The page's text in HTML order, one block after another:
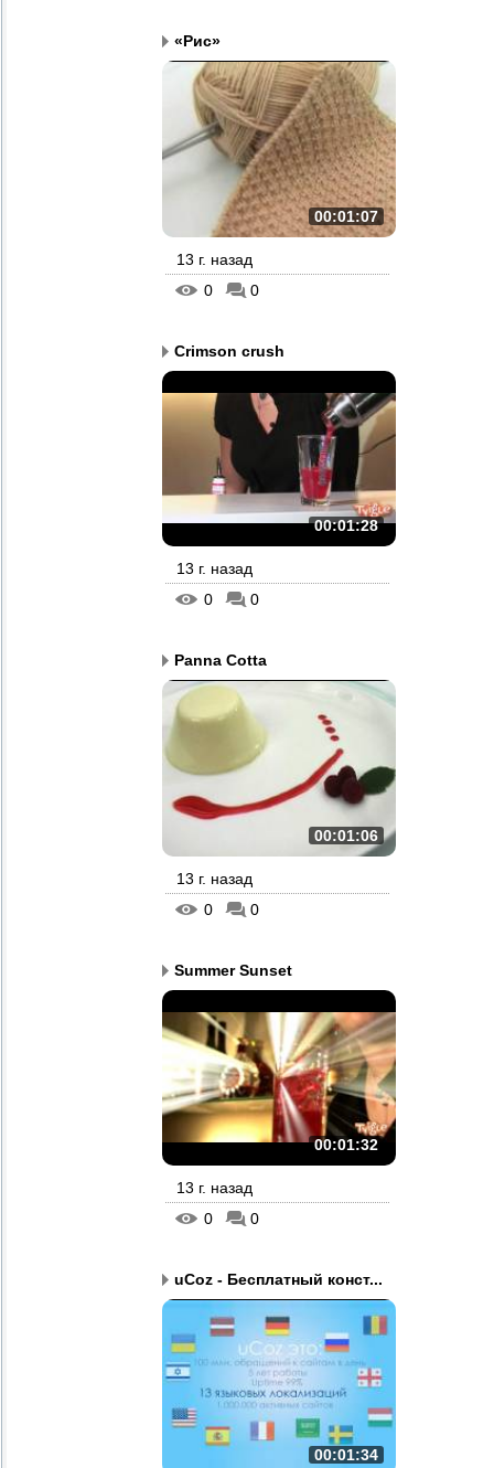
«Рис»
00:01:07
13 г. назад
0
0
Crimson crush
00:01:28
13 г. назад
0
0
Panna Cotta
00:01:06
13 г. назад
0
0
Summer Sunset
00:01:32
13 г. назад
0
0
uCoz - Бесплатный конст...
00:01:34